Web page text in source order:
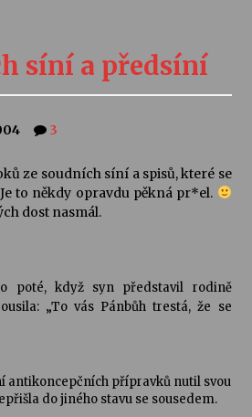
2026
ve Stromovce: Ars Camerata a
Ensemble
výstavy Josefíny Duškové: Stávám se
muzikanti
2026
na integrační festival Quijotova
28. 7.–1. 8. 2026
2026
síní a předsíní
3
ze soudních síní a spisů, které se
to někdy opravdu pěkná pr*el.
dost nasmál.
poté, když syn představil rodině
„To vás Pánbůh trestá, že se
antikoncepčních přípravků nutil svou
do jiného stavu se sousedem.